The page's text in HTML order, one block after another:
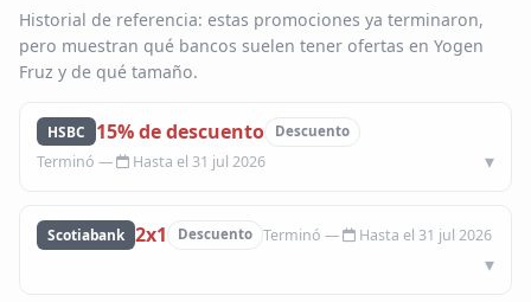
Historial de referencia: estas promociones ya terminaron,
pero muestran qué bancos suelen tener ofertas en Yogen
Fruz y de qué tamaño.
HSBC 15% de descuento Descuento
Hasta el 31 jul 2026
Scotiabank 2x1 Descuento Hasta el 31 jul 2026